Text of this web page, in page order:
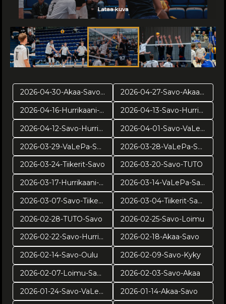
2026-04-30-Akaa-Savo-pr2
2026-04-27-Savo-Akaa-pr1
2026-04-16-Hurrikaani-Savo-VE4
2026-04-13-Savo-Hurrikaani ve3
2026-04-12-Savo-Hurrikaani-ve2
2026-04-01-Savo-VaLePa-pv3
2026-03-29-VaLePa-Savo-pv2
2026-03-28-VaLePa-Savo-pv1
2026-03-24-Tiikerit-Savo
2026-03-20-Savo-TUTO
2026-03-17-Hurrikaani-Savo
2026-03-14-VaLePa-Savo
2026-03-07-Savo-Tiikerit
2026-03-04-Tiikerit-Savo
2026-02-28-TUTO-Savo
2026-02-25-Savo-Loimu
2026-02-22-Savo-Hurrikaani
2026-02-18-Akaa-Savo
2026-02-14-Savo-Oulu
2026-02-09-Savo-Kyky
2026-02-07-Loimu-Savo
2026-02-03-Savo-Akaa
2026-01-24-Savo-VaLePa
2026-01-14-Akaa-Savo
Lataa kuva
Lataa kuva
Lataa kuva
Lataa kuva
Lataa kuva
Lataa kuva
Lataa kuva
Lataa kuva